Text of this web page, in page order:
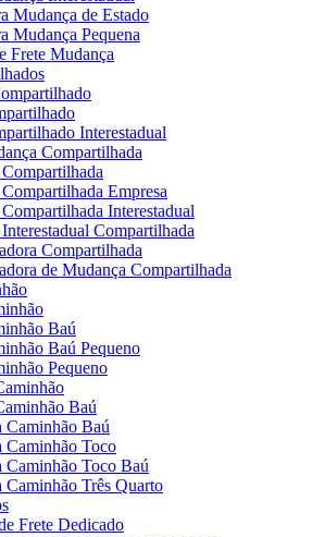
Mudança de Estado
Mudança Pequena
Frete Mudança
Interestadual
Compartilhada
Empresa
Interestadual
Compartilhada
Compartilhada
de Mudança Compartilhada
Baú
Baú Pequeno
Pequeno
Baú
Caminhão Baú
Caminhão Toco
Caminhão Toco Baú
Caminhão Três Quarto
Frete Dedicado